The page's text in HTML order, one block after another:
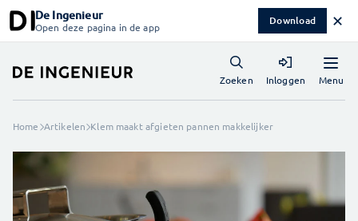
De Ingenieur
Open deze pagina in de app Download ✕
Menu
Zoeken Inloggen
Home Artikelen Klem maakt afgieten pannen makkelijker